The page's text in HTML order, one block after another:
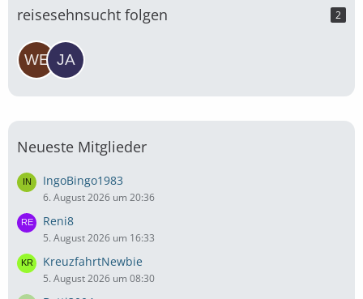
reisesehnsucht folgen 2
Neueste Mitglieder
IngoBingo1983
6. August 2026 um 20:36
Reni8
5. August 2026 um 16:33
KreuzfahrtNewbie
5. August 2026 um 08:30